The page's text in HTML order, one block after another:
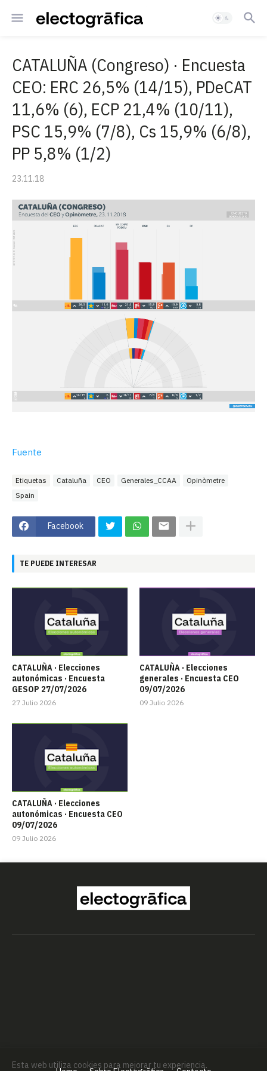
CATALUÑA (Congreso) · Encuesta
CEO: ERC 26,5% (14/15), PDeCAT
11,6% (6), ECP 21,4% (10/11),
PSC 15,9% (7/8), Cs 15,9% (6/8),
PP 5,8% (1/2)
23.11.18
Fuente
Etiquetas Cataluña CEO Generales_CCAA
Opinòmetre
Spain
Facebook
TE PUEDE INTERESAR
CATALUÑA · Elecciones
autonómicas · Encuesta
GESOP 27/07/2026
27 Julio 2026
CATALUÑA · Elecciones
generales · Encuesta CEO
09/07/2026
09 Julio 2026
CATALUÑA · Elecciones
autonómicas · Encuesta CEO
09/07/2026
09 Julio 2026
Esta web utiliza cookies para mejorar tu experiencia.